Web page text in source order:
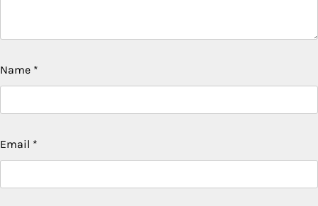
Name *
Email *